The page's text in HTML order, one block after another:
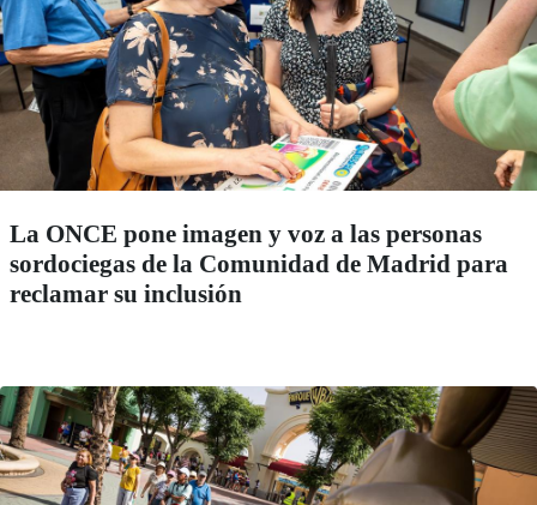
La ONCE pone imagen y voz a las personas
sordociegas de la Comunidad de Madrid para
reclamar su inclusión